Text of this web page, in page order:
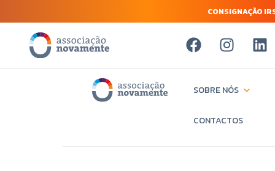
CONSIGNAÇÃO
SOBRE NÓS
CONTACTOS